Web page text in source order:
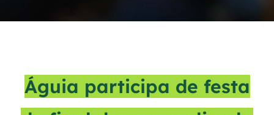
Águia participa de festa